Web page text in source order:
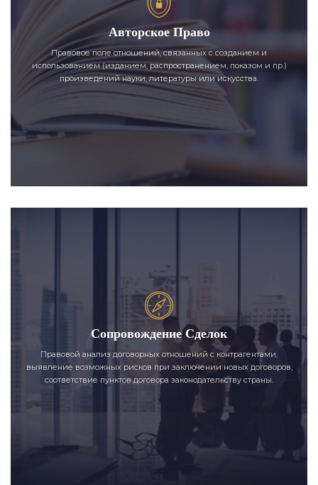
Авторское Право
Правовое поле отношений, связанных с созданием и
использованием (изданием, распространением, показом и пр.)
произведений науки, литературы или искусства.
Сопровождение Сделок
Правовой анализ договорных отношений с контрагентами,
выявление возможных рисков при заключении новых договоров,
соответствие пунктов договора законодательству страны.